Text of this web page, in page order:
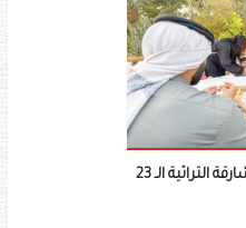
التراثية الـ 23